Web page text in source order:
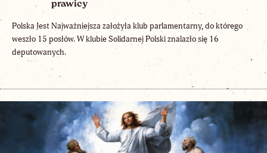
prawicy
Polska Jest Najważniejsza założyła klub parlamentarny, do którego
weszło 15 posłów. W klubie Solidarnej Polski znalazło się 16
deputowanych.